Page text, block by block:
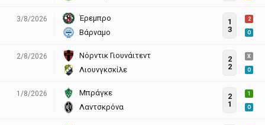
3/8/2026
Έρεμπρο
Βάρναμο
1
3
2
O
2/8/2026
Νόρντικ Γιουνάιτεντ
Λιουνγκσκίλε
2
2
X
O
1/8/2026
Μπράγκε
Λαντσκρόνα
2
1
1
O